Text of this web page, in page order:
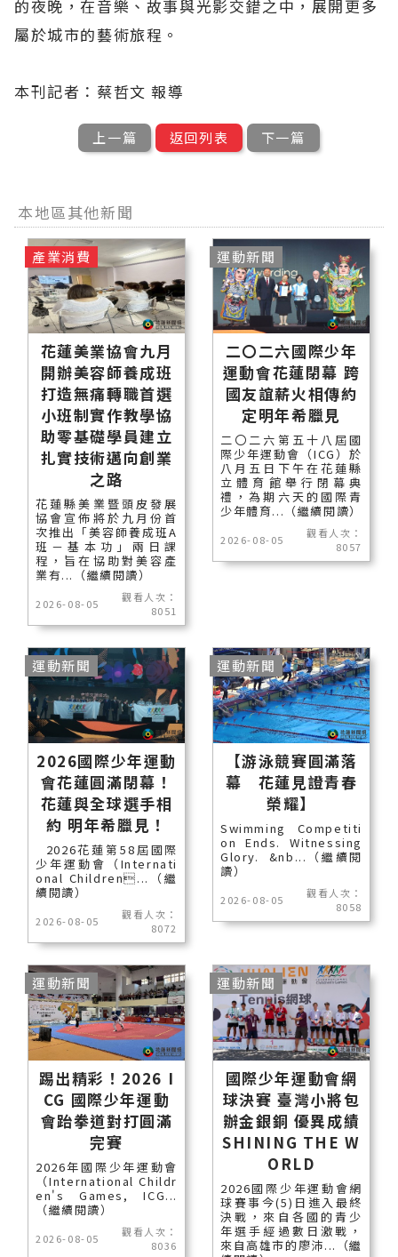
的夜晚，在音樂、故事與光影交錯之中，展開更多
屬於城市的藝術旅程。
本刊記者：蔡哲文 報導
上一篇 返回列表 下一篇
本地區其他新聞
花蓮美業協會九月
開辦美容師養成班
打造無痛轉職首選
小班制實作教學協
助零基礎學員建立
扎實技術邁向創業
之路
花蓮縣美業暨頭皮發展
協會宣佈將於九月份首
次推出「美容師養成班A
班－基本功」兩日課
程，旨在協助對美容產
業有...（繼續閱讀）
2026-08-05
觀看人次：
8051
產業消費
二〇二六國際少年
運動會花蓮閉幕 跨
國友誼薪火相傳約
定明年希臘見
二〇二六第五十八屆國
際少年運動會（ICG）於
八月五日下午在花蓮縣
立體育館舉行閉幕典
禮，為期六天的國際青
少年體育...（繼續閱讀）
2026-08-05
觀看人次：
8057
運動新聞
2026國際少年運動
會花蓮圓滿閉幕！
花蓮與全球選手相
約 明年希臘見！
2026花蓮第58屆國際
少年運動會（Internati
onal Children...（繼
續閱讀）
2026-08-05
觀看人次：
8072
運動新聞
【游泳競賽圓滿落
幕 花蓮見證青春
榮耀】
Swimming Competiti
on Ends. Witnessing
Glory. &nb...（繼續閱
讀）
2026-08-05
觀看人次：
8058
運動新聞
踢出精彩！2026 I
CG 國際少年運動
會跆拳道對打圓滿
完賽
2026年國際少年運動會
（International Childr
en's Games, ICG...
（繼續閱讀）
2026-08-05
觀看人次：
8036
運動新聞
國際少年運動會網
球決賽 臺灣小將包
辦金銀銅 優異成績
SHINING THE W
ORLD
2026國際少年運動會網
球賽事今(5)日進入最終
決戰，來自各國的青少
年選手經過數日激戰，
來自高雄市的廖沛...（繼
運動新聞